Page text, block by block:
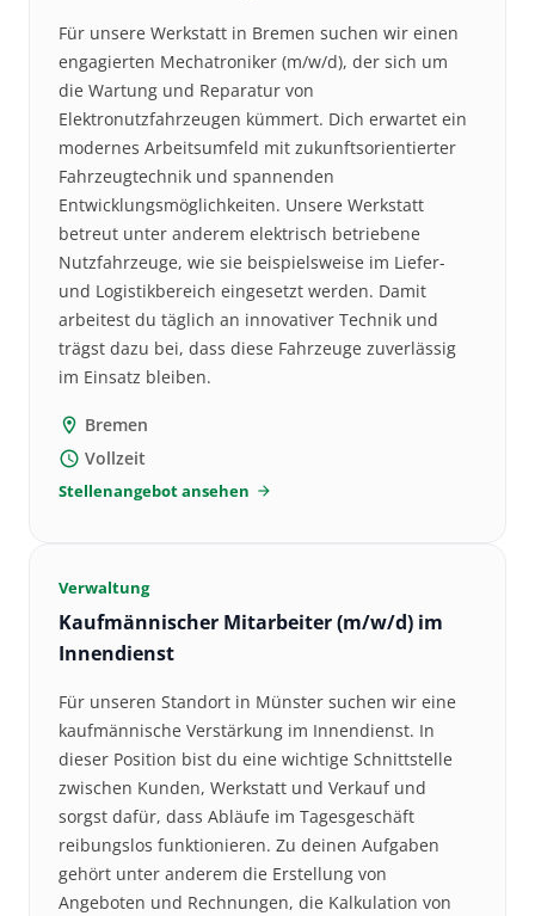
Für unsere Werkstatt in Bremen suchen wir einen
engagierten Mechatroniker (m/w/d), der sich um
die Wartung und Reparatur von
Elektronutzfahrzeugen kümmert. Dich erwartet ein
modernes Arbeitsumfeld mit zukunftsorientierter
Fahrzeugtechnik und spannenden
Entwicklungsmöglichkeiten. Unsere Werkstatt
betreut unter anderem elektrisch betriebene
Nutzfahrzeuge, wie sie beispielsweise im Liefer-
und Logistikbereich eingesetzt werden. Damit
arbeitest du täglich an innovativer Technik und
trägst dazu bei, dass diese Fahrzeuge zuverlässig
im Einsatz bleiben.
location_on Bremen
schedule Vollzeit
Stellenangebot ansehen arrow_forward
Verwaltung
Kaufmännischer Mitarbeiter (m/w/d) im
Innendienst
Für unseren Standort in Münster suchen wir eine
kaufmännische Verstärkung im Innendienst. In
dieser Position bist du eine wichtige Schnittstelle
zwischen Kunden, Werkstatt und Verkauf und
sorgst dafür, dass Abläufe im Tagesgeschäft
reibungslos funktionieren. Zu deinen Aufgaben
gehört unter anderem die Erstellung von
Angeboten und Rechnungen, die Kalkulation von